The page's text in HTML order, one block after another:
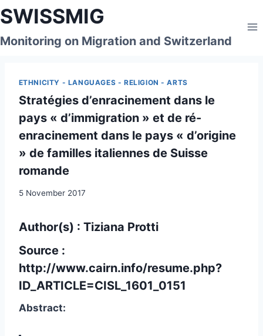
Skip
to
content
SWISSMIG
Monitoring on Migration and Switzerland
ETHNICITY - LANGUAGES - RELIGION - ARTS
Stratégies d’enracinement dans le
pays « d’immigration » et de ré-
enracinement dans le pays « d’origine
» de familles italiennes de Suisse
romande
5 November 2017
Author(s) : Tiziana Protti
Source :
http://www.cairn.info/resume.php?
ID_ARTICLE=CISL_1601_0151
Abstract: